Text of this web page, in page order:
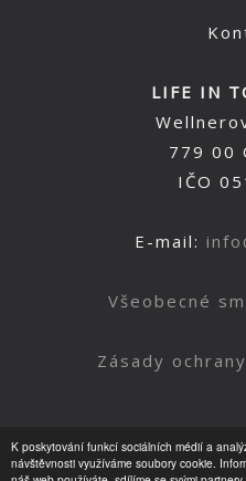
K poskytování funkcí sociálních médií a
návštěvnosti využíváme soubory cookie.
LIFE IN
779 00
IČO
E-mail:
Všeobecné
Zásady